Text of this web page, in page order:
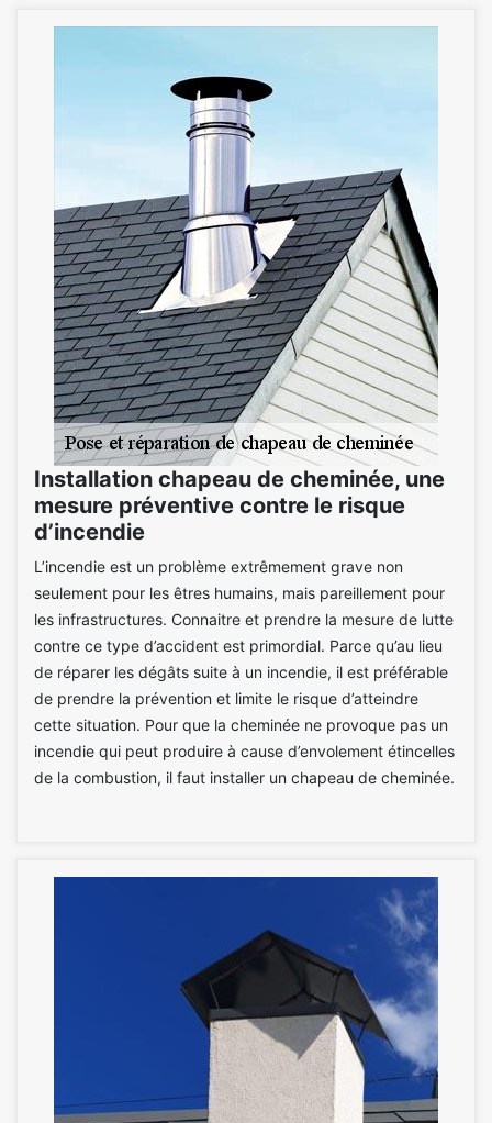
Installation chapeau de cheminée, une
mesure préventive contre le risque
d’incendie
L’incendie est un problème extrêmement grave non
seulement pour les êtres humains, mais pareillement pour
les infrastructures. Connaitre et prendre la mesure de lutte
contre ce type d’accident est primordial. Parce qu’au lieu
de réparer les dégâts suite à un incendie, il est préférable
de prendre la prévention et limite le risque d’atteindre
cette situation. Pour que la cheminée ne provoque pas un
incendie qui peut produire à cause d’envolement étincelles
de la combustion, il faut installer un chapeau de cheminée.